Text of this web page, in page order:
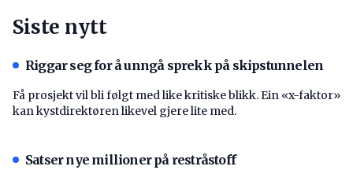
Siste nytt
Riggar seg for å unngå sprekk på skipstunnelen
Få prosjekt vil bli følgt med like kritiske blikk. Ein «x-faktor»
kan kystdirektøren likevel gjere lite med.
Satser nye millioner på restråstoff